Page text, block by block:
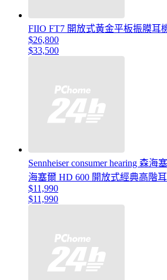
FIIO FT7 開放式黃金平板振膜耳
$26,800
$33,500
Sennheiser consumer hearing 森海
海塞爾 HD 600 開放式經典高階
$11,990
$11,990